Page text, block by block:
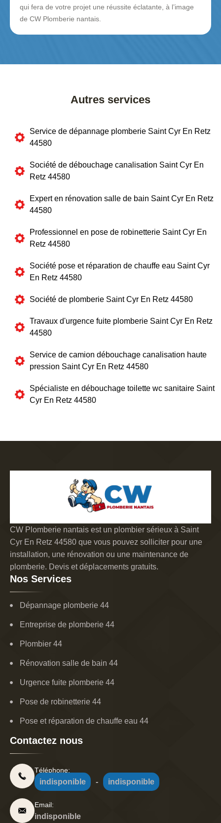
qui fera de votre projet une réussite éclatante, à l’image
de CW Plomberie nantais.
Autres services
Service de dépannage plomberie Saint Cyr En Retz
44580
Société de débouchage canalisation Saint Cyr En
Retz 44580
Expert en rénovation salle de bain Saint Cyr En Retz
44580
Professionnel en pose de robinetterie Saint Cyr En
Retz 44580
Société pose et réparation de chauffe eau Saint Cyr
En Retz 44580
Société de plomberie Saint Cyr En Retz 44580
Travaux d'urgence fuite plomberie Saint Cyr En Retz
44580
Service de camion débouchage canalisation haute
pression Saint Cyr En Retz 44580
Spécialiste en débouchage toilette wc sanitaire Saint
Cyr En Retz 44580
CW Plomberie nantais est un plombier sérieux à Saint
Cyr En Retz 44580 que vous pouvez solliciter pour une
installation, une rénovation ou une maintenance de
plomberie. Devis et déplacements gratuits.
Nos Services
Dépannage plomberie 44
Entreprise de plomberie 44
Plombier 44
Rénovation salle de bain 44
Urgence fuite plomberie 44
Pose de robinetterie 44
Pose et réparation de chauffe eau 44
Contactez nous
Téléphone:
indisponible - indisponible
Email:
indisponible